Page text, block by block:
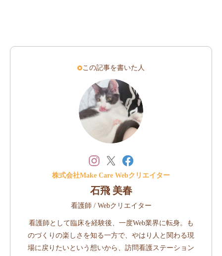
この記事を書いた人
株式会社Make Care Webクリエイター
石飛 美春
看護師 / Webクリエイター
看護師として臨床を経験後、一度Web業界に転身。も
のづくりの楽しさを知る一方で、やはり人と関わる現
場に戻りたいという想いから、訪問看護ステーション